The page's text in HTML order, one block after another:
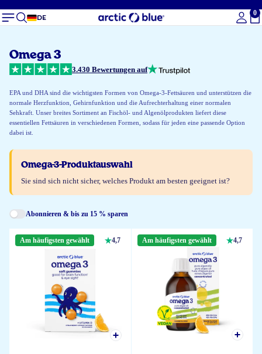
DE
0
Omega 3
3.430 Bewertungen auf
EPA und DHA sind die wichtigsten Formen von Omega-3-Fettsäuren und unterstützen die
normale Herzfunktion, Gehirnfunktion und die Aufrechterhaltung einer normalen
Sehkraft. Unser breites Sortiment an Fischöl- und Algenölprodukten liefert diese
essentiellen Fettsäuren in verschiedenen Formen, sodass für jeden eine passende Option
dabei ist.
Omega-3-Produktauswahl
Sie sind sich nicht sicher, welches Produkt am besten geeignet ist?
Abonnieren & bis zu 15 % sparen
Am häufigsten gewählt 4,7 Am häufigsten gewählt 4,7